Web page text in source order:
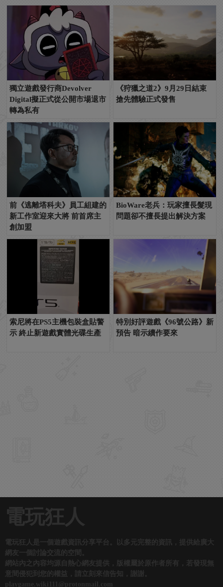
獨立遊戲發行商Devolver
Digital擬正式從公開市場退市
轉為私有
《狩獵之道2》9月29日結束
搶先體驗正式發售
前《逃離塔科夫》員工組建的
新工作室迎來大將 前首席主
創加盟
BioWare老兵：玩家擅長髮現
問題卻不擅長提出解決方案
索尼將在PS5主機包裝盒貼警
示 終止新遊戲實體光碟生產
特別好評遊戲《96號公路》新
預告 暗示續作要來
電玩狂人
電玩狂人是一個遊戲資訊分享平台。以多元完整的資訊，提供給廣大
網友一個討論交流的空間。
網站內之內容均源自熱心網友提供，版權屬於原作者所有，若發現無
意間侵犯到您的權益，請立刻來信告知，謝謝。
playgame.wiki111@protonmail.com